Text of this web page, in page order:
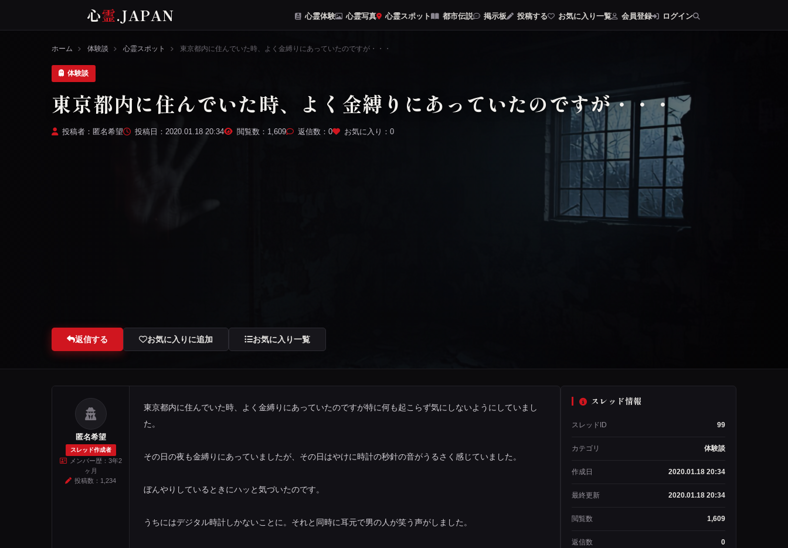
心霊.JAPAN 心霊体験 心霊写真 心霊スポット 都市伝説 掲示板 投稿する お気に入り一覧 会員登録 ログイン
ホーム 体験談 心霊スポット 東京都内に住んでいた時、よく金縛りにあっていたのですが・・・
体験談
東京都内に住んでいた時、よく金縛りにあっていたのですが・・・
投稿者：匿名希望 投稿日：2020.01.18 20:34 閲覧数：1,609 返信数：0 お気に入り： 0
返信する お気に入りに追加 お気に入り一覧
匿名希望
スレッド作成者
メンバー歴：3年2
ヶ月
投稿数：1,234
東京都内に住んでいた時、よく金縛りにあっていたのですが特に何も起こらず気にしないようにしていまし
た。
その日の夜も金縛りにあっていましたが、その日はやけに時計の秒針の音がうるさく感じていました。
ぼんやりしているときにハッと気づいたのです。
うちにはデジタル時計しかないことに。それと同時に耳元で男の人が笑う声がしました。
スレッド情報
スレッドID 99
カテゴリ 体験談
作成日 2020.01.18 20:34
最終更新 2020.01.18 20:34
閲覧数 1,609
返信数 0